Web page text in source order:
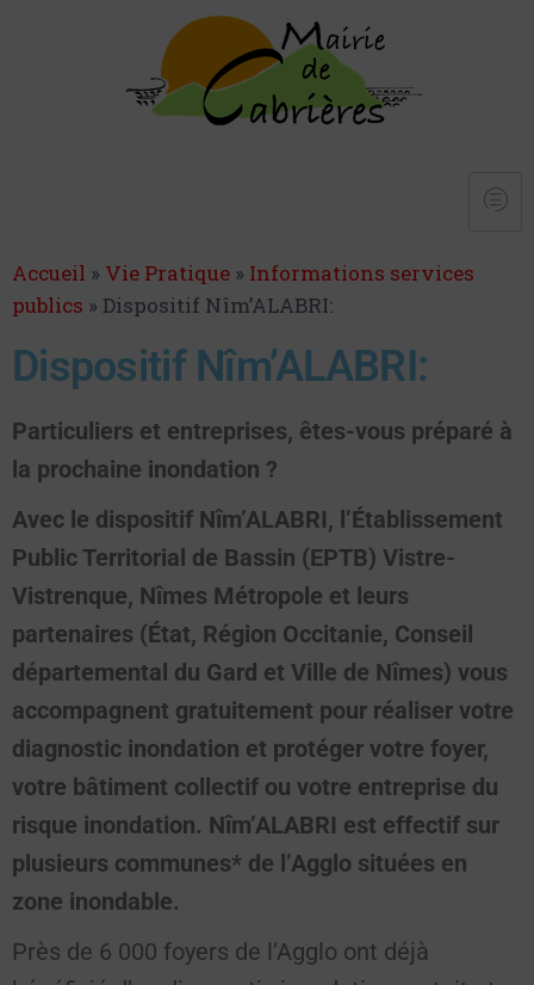
Accueil » Vie Pratique » Informations services
publics » Dispositif Nîm’ALABRI:
Dispositif Nîm’ALABRI:
Particuliers et entreprises, êtes-vous préparé à
la prochaine inondation ?
Avec le dispositif Nîm’ALABRI, l’Établissement
Public Territorial de Bassin (EPTB) Vistre-
Vistrenque, Nîmes Métropole et leurs
partenaires (État, Région Occitanie, Conseil
départemental du Gard et Ville de Nîmes) vous
accompagnent gratuitement pour réaliser votre
diagnostic inondation et protéger votre foyer,
votre bâtiment collectif ou votre entreprise du
risque inondation. Nîm’ALABRI est effectif sur
plusieurs communes* de l’Agglo situées en
zone inondable.
Près de 6 000 foyers de l’Agglo ont déjà